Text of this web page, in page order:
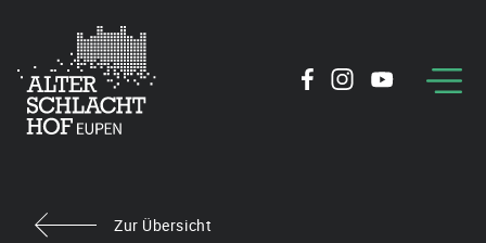
Zur Übersicht